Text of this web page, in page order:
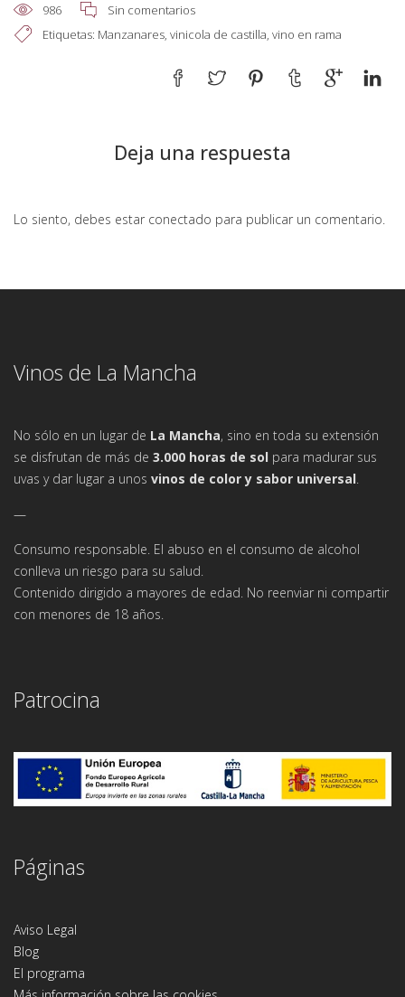
986
Sin comentarios
Etiquetas: Manzanares, vinicola de castilla, vino en rama
Deja una respuesta
Lo siento, debes estar conectado para publicar un comentario.
Vinos de La Mancha
No sólo en un lugar de La Mancha, sino en toda su extensión
se disfrutan de más de 3.000 horas de sol para madurar sus
uvas y dar lugar a unos vinos de color y sabor universal
—
Consumo responsable. El abuso en el consumo de alcohol
conlleva un riesgo para su salud.
Contenido dirigido a mayores de edad. No reenviar ni compartir
con menores de 18 años.
Patrocina
Páginas
Aviso Legal
Blog
El programa